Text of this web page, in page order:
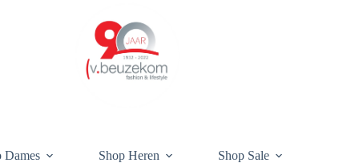
Dames Shop Heren Shop Sale